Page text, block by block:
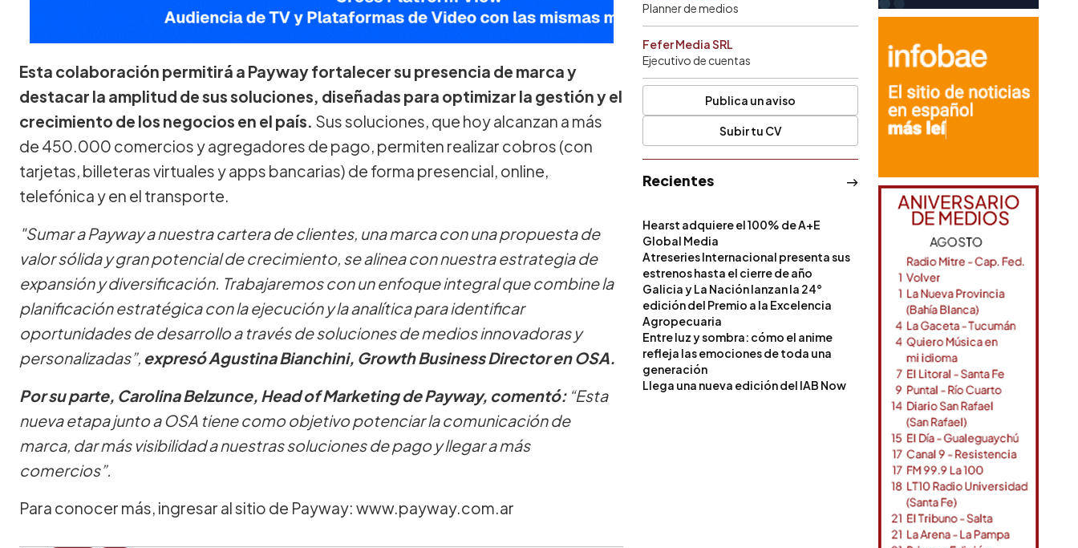
Esta colaboración permitirá a Payway fortalecer su presencia de marca y
destacar la amplitud de sus soluciones, diseñadas para optimizar la gestión y el
crecimiento de los negocios en el país. Sus soluciones, que hoy alcanzan a más
de 450.000 comercios y agregadores de pago, permiten realizar cobros (con
tarjetas, billeteras virtuales y apps bancarias) de forma presencial, online,
telefónica y en el transporte.
"Sumar a Payway a nuestra cartera de clientes, una marca con una propuesta de
valor sólida y gran potencial de crecimiento, se alinea con nuestra estrategia de
expansión y diversificación. Trabajaremos con un enfoque integral que combine la
planificación estratégica con la ejecución y la analítica para identificar
oportunidades de desarrollo a través de soluciones de medios innovadoras y
personalizadas”, expresó Agustina Bianchini, Growth Business Director en OSA.
Por su parte, Carolina Belzunce, Head of Marketing de Payway, comentó:“Esta
nueva etapa junto a OSA tiene como objetivo potenciar la comunicación de
marca, dar más visibilidad a nuestras soluciones de pago y llegar a más
comercios”.
Para conocer más, ingresar al sitio de Payway: www.payway.com.ar
Planner de medios
Fefer Media SRL
Ejecutivo de cuentas
Publica un aviso
Subir tu CV
Recientes
Hearst adquiere el 100% de A+E
Global Media
Atreseries Internacional presenta sus
estrenos hasta el cierre de año
Galicia y La Nación lanzan la 24°
edición del Premio a la Excelencia
Agropecuaria
Entre luz y sombra: cómo el anime
refleja las emociones de toda una
generación
Llega una nueva edición del IAB Now